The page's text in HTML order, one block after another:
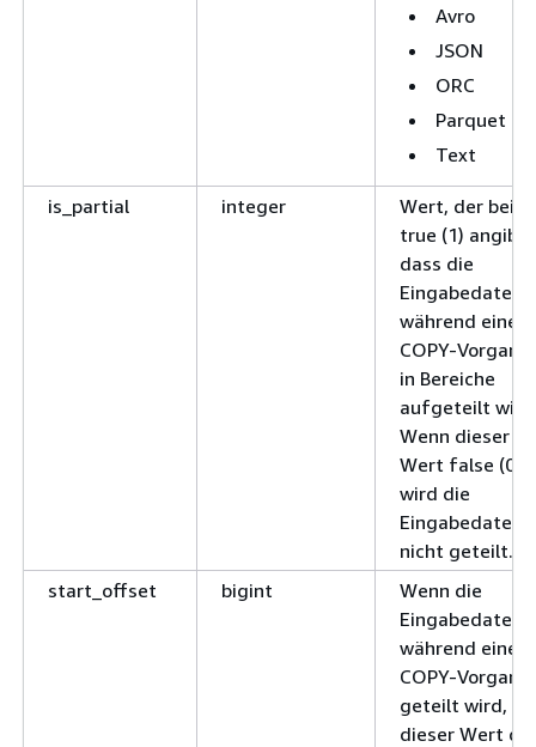
Avro
JSON
ORC
Parquet
Text
is_partial integer
Wert, der bei
true (1) angibt,
dass die
Eingabedatei
während eines
COPY-
in Bereiche
aufgeteilt
Wenn dieser
Wert false (0)
wird die
Eingabedatei
nicht geteilt.
start_offset
bigint
Wenn die
Eingabedatei
während eines
COPY-
geteilt wird,
dieser Wert